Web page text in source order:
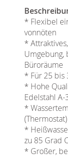
* Flexibel
vonnöten
*
Umgebung,
Büroräume
* Für 25 bis
* Hohe
Edelstahl A-
*
(Thermostat)
*
zu 85 Grad
* Großer,